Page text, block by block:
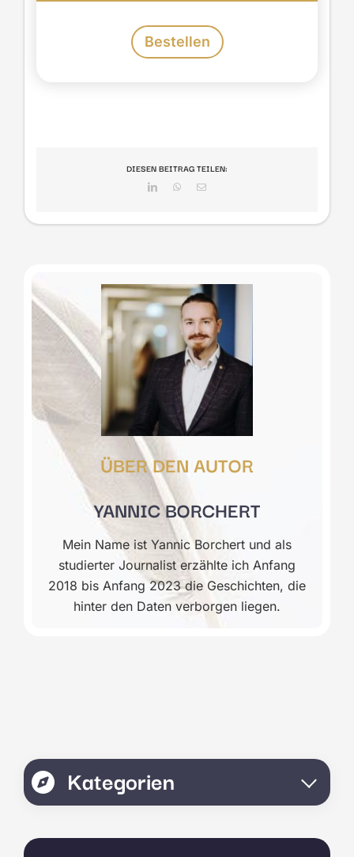
Bestellen
DIESEN BEITRAG TEILEN:
LinkedInWhatsApp
E-
ÜBER DEN AUTOR
YANNIC BORCHERT
Mein Name ist Yannic Borchert und als
studierter Journalist erzählte ich Anfang
2018 bis Anfang 2023 die Geschichten, die
hinter den Daten verborgen liegen.
Kategorien